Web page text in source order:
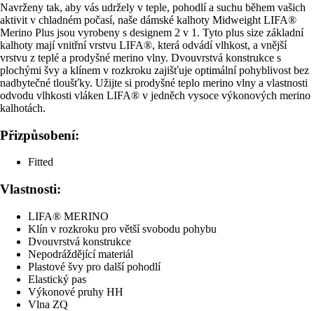
Navrženy tak, aby vás udržely v teple, pohodlí a suchu během vašich
aktivit v chladném počasí, naše dámské kalhoty Midweight LIFA®
Merino Plus jsou vyrobeny s designem 2 v 1. Tyto plus size základní
kalhoty mají vnitřní vrstvu LIFA®, která odvádí vlhkost, a vnější
vrstvu z teplé a prodyšné merino vlny. Dvouvrstvá konstrukce s
plochými švy a klínem v rozkroku zajišťuje optimální pohyblivost bez
nadbytečné tloušťky. Užijte si prodyšné teplo merino vlny a vlastnosti
odvodu vlhkosti vláken LIFA® v jedněch vysoce výkonových merino
kalhotách.
Přizpůsobení:
Fitted
Vlastnosti:
LIFA® MERINO
Klín v rozkroku pro větší svobodu pohybu
Dvouvrstvá konstrukce
Nepodráždějící materiál
Plastové švy pro další pohodlí
Elastický pas
Výkonové pruhy HH
Vlna ZQ